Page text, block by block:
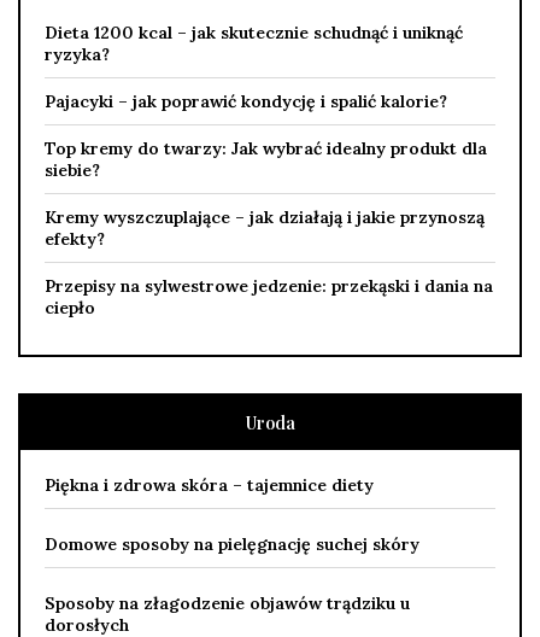
Dieta 1200 kcal – jak skutecznie schudnąć i uniknąć
ryzyka?
Pajacyki – jak poprawić kondycję i spalić kalorie?
Top kremy do twarzy: Jak wybrać idealny produkt dla
siebie?
Kremy wyszczuplające – jak działają i jakie przynoszą
efekty?
Przepisy na sylwestrowe jedzenie: przekąski i dania na
ciepło
Uroda
Piękna i zdrowa skóra – tajemnice diety
Domowe sposoby na pielęgnację suchej skóry
Sposoby na złagodzenie objawów trądziku u
dorosłych